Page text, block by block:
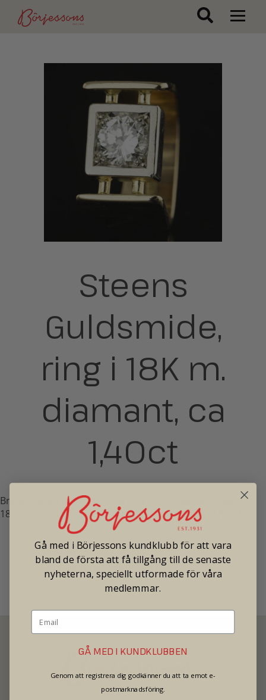
Steens
Guldsmide,
ring i 18K m.
diamant, ca
1,40ct
Briljantslipad diamant, kvalité ca W-VS2. Rinsgstorlek
18,25/57. Vikt 17,4 gram. Bredd 8-12mm. Second hand.
Pris: 125 000
Tradionellt butikspris: 200 000
SECOND HAND - JEWELRY - WATCHES
Gå med i Börjessons kundklubb för att vara
bland de första att få tillgång till de senaste
nyheterna, speciellt utformade för våra
medlemmar.
GÅ MED I KUNDKLUBBEN
Genom att registrera dig godkänner du att ta emot e-
postmarknadsföring.